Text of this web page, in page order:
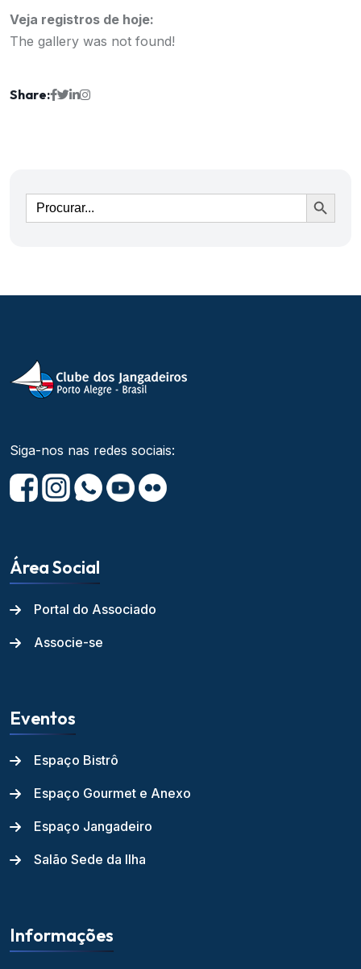
Veja registros de hoje:
The gallery was not found!
Share:
Ir
Siga-nos nas redes sociais:
Área Social
Portal do Associado
Associe-se
Eventos
Espaço Bistrô
Espaço Gourmet e Anexo
Espaço Jangadeiro
Salão Sede da Ilha
Informações